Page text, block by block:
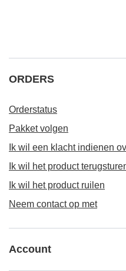
ORDERS
Orderstatus
Pakket volgen
Ik wil een klacht indienen
Ik wil het product
Ik wil het product ruilen
Neem contact op met
Account